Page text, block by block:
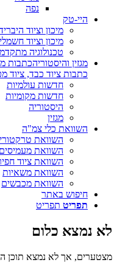
נפה
היי-טק
מיכון וציוד
מיכון וציוד חשמלי
טכנולוגיה
מגזין והיסטוריהכתבות
כתבות ציוד כבד, ציוד
חדשות עולמיות
חדשות מקומיות
היסטוריה
מגזין
השוואת כלי צמ"ה
השוואת
השוואת
השוואת ציוד
השוואת משאיות
השוואת מכבשים
חיפוש באתר
תפריט תפריט
לא נמצא כלום
מצטערים, אך לא נמצא תוכן